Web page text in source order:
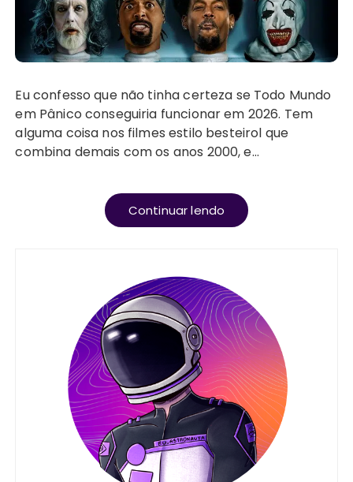
Eu confesso que não tinha certeza se Todo Mundo
em Pânico conseguiria funcionar em 2026. Tem
alguma coisa nos filmes estilo besteirol que
combina demais com os anos 2000, e…
Continuar lendo